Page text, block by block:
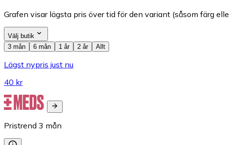
Grafen visar lägsta pris över tid för den variant (såsom färg
Välj butik
3 mån
6 mån 1 år 2 år Allt
Lägst nypris just nu
40 kr
Pristrend 3 mån